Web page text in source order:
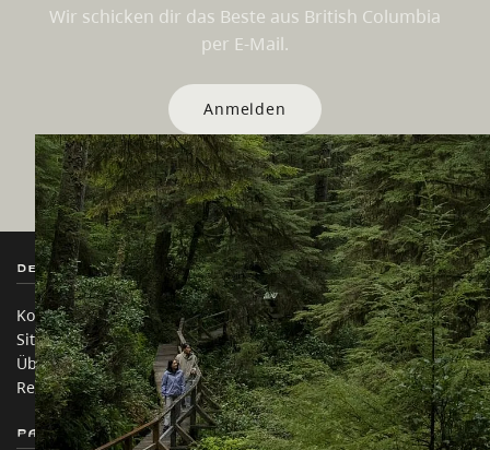
Wir schicken dir das Beste aus British Columbia
per E-Mail.
Anmelden
Destination BC
Kontakt
Sitemap
Über uns
Rechtliches & Richtlinien
Unsere Websites
Reisebranche
Medien
Unternehmen
简体中文 – China
Partnerseiten Auf dieser Website